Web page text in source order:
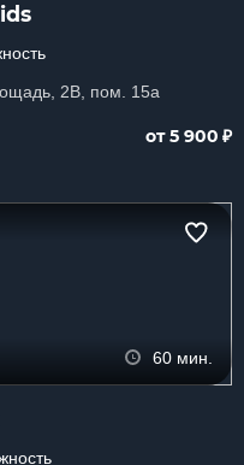
2В, пом. 15а
от 5 900 ₽
60 мин.